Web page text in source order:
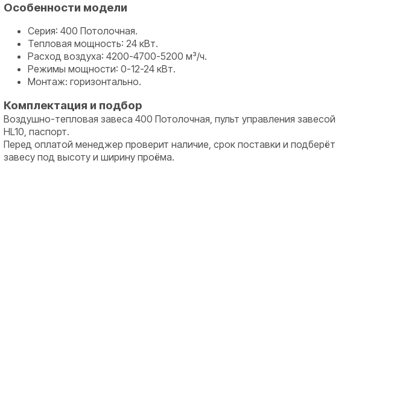
Особенности модели
Серия: 400 Потолочная.
Тепловая мощность: 24 кВт.
Расход воздуха: 4200-4700-5200 м³/ч.
Режимы мощности: 0-12-24 кВт.
Монтаж: горизонтально.
Комплектация и подбор
Воздушно-тепловая завеса 400 Потолочная, пульт управления завесой
HL10, паспорт.
Перед оплатой менеджер проверит наличие, срок поставки и подберёт
завесу под высоту и ширину проёма.